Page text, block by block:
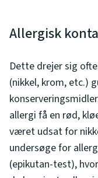
Allergisk
Dette drejer sig
(nikkel, krom, etc.)
allergi få en rød,
været udsat for
undersøge for
(epikutan-test),